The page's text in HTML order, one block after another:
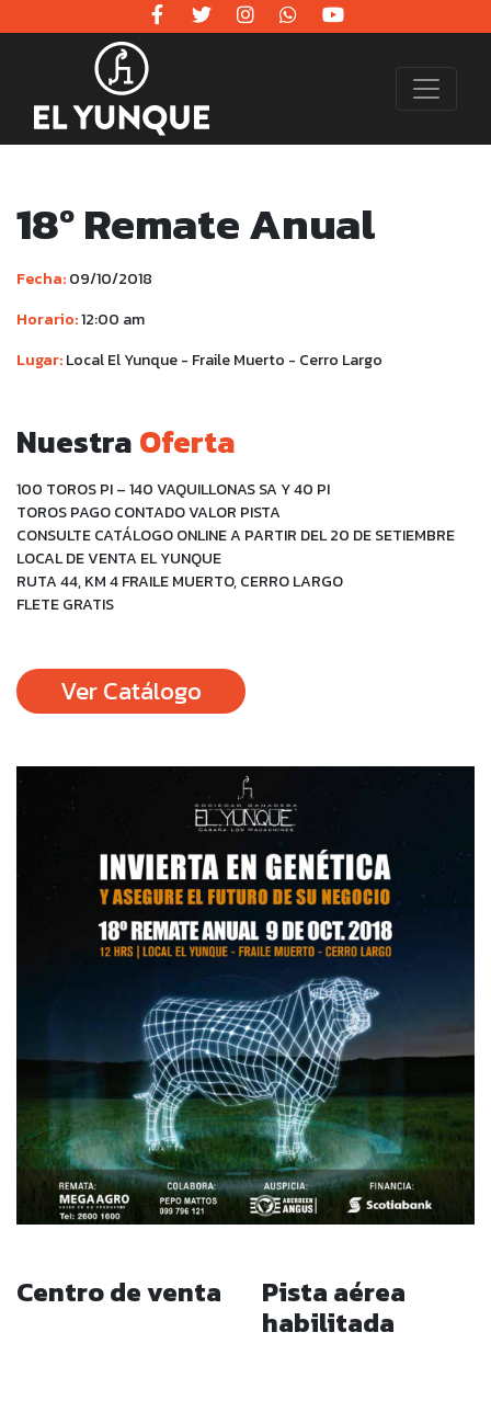
18º Remate Anual
Fecha:09/10/2018
Horario:12:00 am
Lugar:Local El Yunque - Fraile Muerto - Cerro Largo
NuestraOferta
100 TOROS PI – 140 VAQUILLONAS SA Y 40 PI
TOROS PAGO CONTADO VALOR PISTA
CONSULTE CATÁLOGO ONLINE A PARTIR DEL 20 DE SETIEMBRE
LOCAL DE VENTA EL YUNQUE
RUTA 44, KM 4 FRAILE MUERTO, CERRO LARGO
FLETE GRATIS
Ver Catálogo
Centro de venta
Pista aérea
habilitada